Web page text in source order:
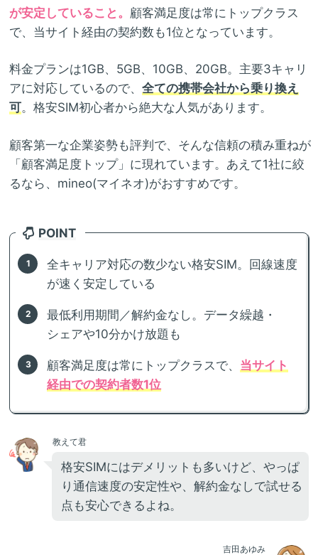
が安定していること。 顧客満足度は常にトップクラス
で、当サイト経由の契約数も1位となっています。
料金プランは1GB、5GB、10GB、20GB。主要3キャリ
アに対応しているので、 全ての携帯会社から乗り換え
可。格安SIM初心者から絶大な人気があります。
顧客第一な企業姿勢も評判で、そんな信頼の積み重ねが
「顧客満足度トップ」に現れています。あえて1社に絞
るなら、mineo(マイネオ)がおすすめです。
POINT
全キャリア対応の数少ない格安SIM。回線速度
が速く安定している
最低利用期間／解約金なし。データ繰越・
シェアや10分かけ放題も
顧客満足度は常にトップクラスで、 当サイト
経由での契約者数1位
教えて君
格安SIMにはデメリットも多いけど、やっぱ
り通信速度の安定性や、解約金なしで試せる
点も安心できるよね。
吉田あゆみ